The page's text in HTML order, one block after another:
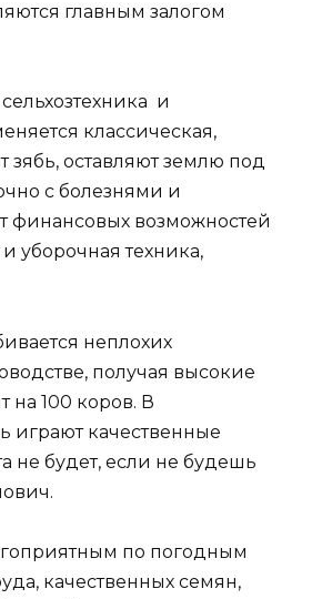
главным залогом
и
классическая,
зябь, оставляют землю под
с болезнями и
финансовых возможностей
уборочная техника,
неплохих
получая высокие
на 100 коров. В
играют качественные
не будет, если не будешь
по погодным
качественных семян,